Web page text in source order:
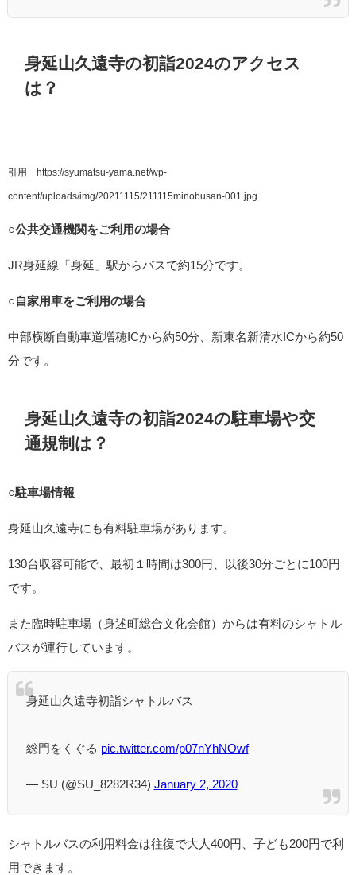
身延山久遠寺の初詣2024のアクセス
は？
引用 https://syumatsu-yama.net/wp-
content/uploads/img/20211115/211115minobusan-001.jpg
○公共交通機関をご利用の場合
JR身延線「身延」駅からバスで約15分です。
○自家用車をご利用の場合
中部横断自動車道増穂ICから約50分、新東名新清水ICから約50
分です。
身延山久遠寺の初詣2024の駐車場や交
通規制は？
○駐車場情報
身延山久遠寺にも有料駐車場があります。
130台収容可能で、最初１時間は300円、以後30分ごとに100円
です。
また臨時駐車場（身述町総合文化会館）からは有料のシャトル
バスが運行しています。
身延山久遠寺初詣シャトルバス
総門をくぐる pic.twitter.com/p07nYhNOwf
— SU (@SU_8282R34) January 2, 2020
シャトルバスの利用料金は往復で大人400円、子ども200円で利
用できます。